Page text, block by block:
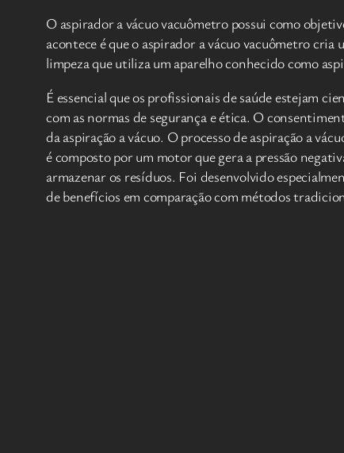
O aspirador a vácuo vacuômetro possui como
acontece é que o aspirador a vácuo vacuômetro
limpeza que utiliza um aparelho conhecido como
É essencial que os profissionais de saúde estejam
com as normas de segurança e ética. O
da aspiração a vácuo. O processo de aspiração a
é composto por um motor que gera a pressão
armazenar os resíduos. Foi desenvolvido
de benefícios em comparação com métodos